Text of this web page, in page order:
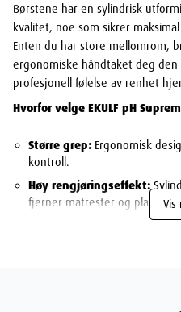
Børstene har en sylindrisk
kvalitet, noe som sikrer
Enten du har store mellomrom,
ergonomiske håndtaket deg
profesjonell følelse av renhet
Hvorfor velge EKULF pH
Større grep: Ergonomisk
kontroll.
Høy rengjøringseffekt:
fjerner matrester og plakk.Vis